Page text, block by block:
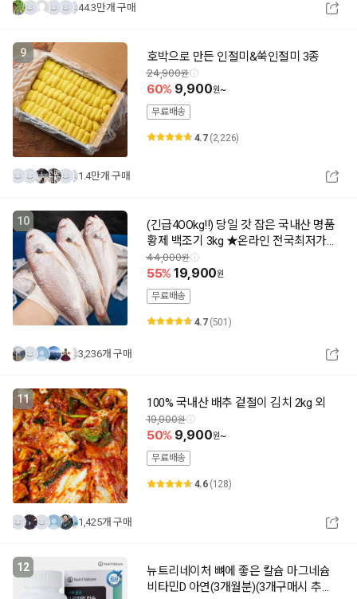
44.3만개 구매
9 호박으로 만든 인절미&쑥인절미 3종
24,900
60 9,900
~
무료배송
4.7 (2,226)
1.4만개 구매
10
(긴급4OOkg!!) 당일 갓 잡은 국내산 명품
황제 백조기 3kg ★온라인 전국최저가
★
44,000
55 19,900
무료배송
4.7 (501)
3,236개 구매
11 100% 국내산 배추 겉절이 김치 2kg 외
19,900
50 9,900
~
무료배송
4.6 (128)
1,425개 구매
12
뉴트리네이처 뼈에 좋은 칼슘 마그네슘
비타민D 아연(3개월분)(3개구매시 추가